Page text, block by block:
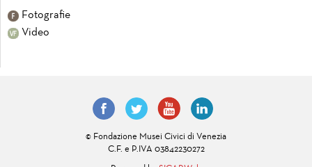
Fotografie
Video
© Fondazione Musei Civici di Venezia
C.F. e P.IVA 03842230272